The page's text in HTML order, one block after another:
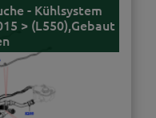
- Kühlsystem
> (L550),Gebaut